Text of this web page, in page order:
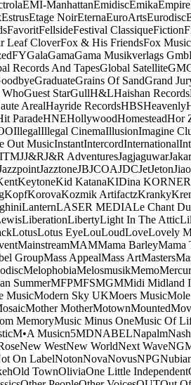
EMI-ManhattanEmidiscEmikaEmpire
EstrusEtage NoirEternaEuroArtsEurodisc
FavoritFellsideFestival ClassiqueFiction
Leaf CloverFox & His FriendsFox Music
FYGalaGamaGama Musikverlags
Records And TapesGlobal SatelliteGM
GraduateGrains Of SandGrand
WhoGuest StarGullH&LHaishan Records
ArealHayride RecordsHBSHeavenly
ParadeHNEHollywoodHomesteadHor
IllegalIllegal CinemaIllusionImagine
Out MusicInstantIntercordInternational
ITMJJ&RJ&R AdventuresJagjaguwar
JazztoneJBJCOAJDCJetJeton
KeytoneKid KatanaKIDina KORNER
KopfKorovaKozmik ArtifactzKranky
LanternLASER MEDIALe Chant
LiberationLibertyLight In The Attic
LotusLotus EyeLouLoudLoveLovely
MainstreamMAMMama BarleyMama
GroupMass AppealMass ArtMasters
MelophobiaMelosmusikMemo
SummerMFPMFSMGMMidi Midland
MusicModern Sky UKMoers MusicMole
Mother MotherMotownMounted
MemoryMusic Minus OneMusic Of
M•A Musicn5MDNABELNapalm
New WestNew WorldNext Wave
On LabelNotonNovaNovusNPG
Old TownOliviaOne Little Independent